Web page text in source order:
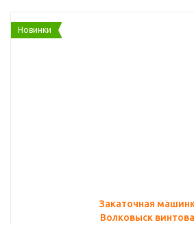
Новинки
Закаточная
Волковыск